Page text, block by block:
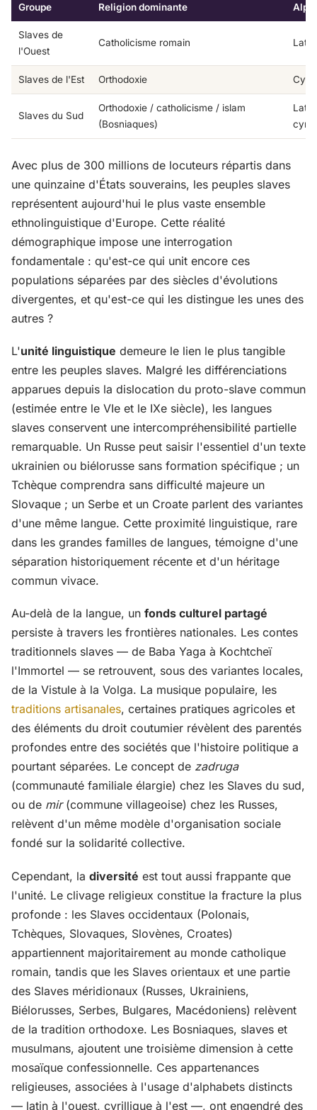
Groupe Religion dominante
Slaves de
l'Ouest
Catholicisme romain Latin
Slaves de l'Est Orthodoxie
Slaves du Sud
Orthodoxie / catholicisme / islam
(Bosniaques)
Latin
Avec plus de 300 millions de locuteurs répartis dans
une quinzaine d'États souverains, les peuples slaves
représentent aujourd'hui le plus vaste ensemble
ethnolinguistique d'Europe. Cette réalité
démographique impose une interrogation
fondamentale : qu'est-ce qui unit encore ces
populations séparées par des siècles d'évolutions
divergentes, et qu'est-ce qui les distingue les unes des
autres ?
L'unité linguistique demeure le lien le plus tangible
entre les peuples slaves. Malgré les différenciations
apparues depuis la dislocation du proto-slave commun
(estimée entre le VIe et le IXe siècle), les langues
slaves conservent une intercompréhensibilité partielle
remarquable. Un Russe peut saisir l'essentiel d'un texte
ukrainien ou biélorusse sans formation spécifique ; un
Tchèque comprendra sans difficulté majeure un
Slovaque ; un Serbe et un Croate parlent des variantes
d'une même langue. Cette proximité linguistique, rare
dans les grandes familles de langues, témoigne d'une
séparation historiquement récente et d'un héritage
commun vivace.
Au-delà de la langue, un fonds culturel partagé
persiste à travers les frontières nationales. Les contes
traditionnels slaves — de Baba Yaga à Kochtcheï
l'Immortel — se retrouvent, sous des variantes locales,
de la Vistule à la Volga. La musique populaire, les
traditions artisanales, certaines pratiques agricoles et
des éléments du droit coutumier révèlent des parentés
profondes entre des sociétés que l'histoire politique a
pourtant séparées. Le concept de zadruga
(communauté familiale élargie) chez les Slaves du sud,
ou de mir(commune villageoise) chez les Russes,
relèvent d'un même modèle d'organisation sociale
fondé sur la solidarité collective.
Cependant, la diversité est tout aussi frappante que
l'unité. Le clivage religieux constitue la fracture la plus
profonde : les Slaves occidentaux (Polonais,
Tchèques, Slovaques, Slovènes, Croates)
appartiennent majoritairement au monde catholique
romain, tandis que les Slaves orientaux et une partie
des Slaves méridionaux (Russes, Ukrainiens,
Biélorusses, Serbes, Bulgares, Macédoniens) relèvent
de la tradition orthodoxe. Les Bosniaques, slaves et
musulmans, ajoutent une troisième dimension à cette
mosaïque confessionnelle. Ces appartenances
religieuses, associées à l'usage d'alphabets distincts
— latin à l'ouest, cyrillique à l'est —, ont engendré des